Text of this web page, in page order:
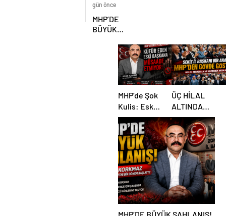
İçin
Beklenen
Hamle Geldi
gün önce
MHP’DE
BÜYÜK
MHP’de Şok
Kulis: Eski
Başkan
Sahnede!
Korkmaz Yol
Vermiyor
ÜÇ HİLAL
ALTINDA
TARİHİ
BULUŞMA!
SEKİZ İL
BAŞKANI
BİR ARADA